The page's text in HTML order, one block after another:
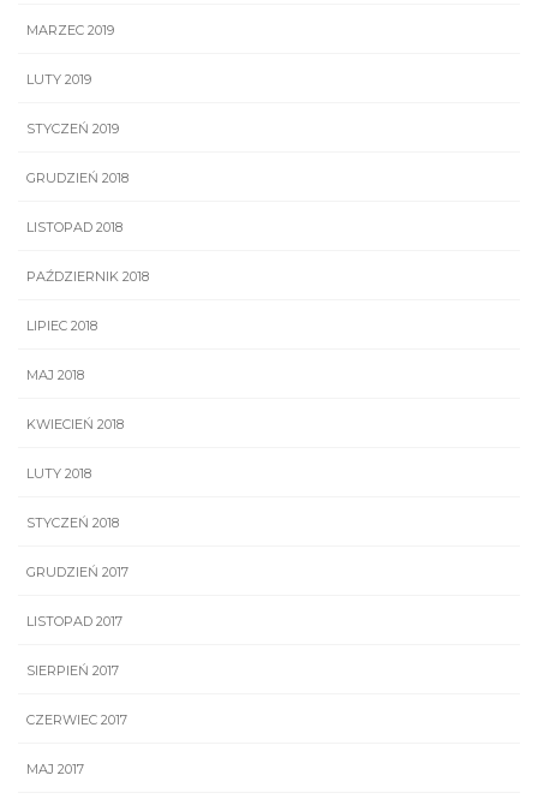
MARZEC 2019
LUTY 2019
STYCZEŃ 2019
GRUDZIEŃ 2018
LISTOPAD 2018
PAŹDZIERNIK 2018
LIPIEC 2018
MAJ 2018
KWIECIEŃ 2018
LUTY 2018
STYCZEŃ 2018
GRUDZIEŃ 2017
LISTOPAD 2017
SIERPIEŃ 2017
CZERWIEC 2017
MAJ 2017